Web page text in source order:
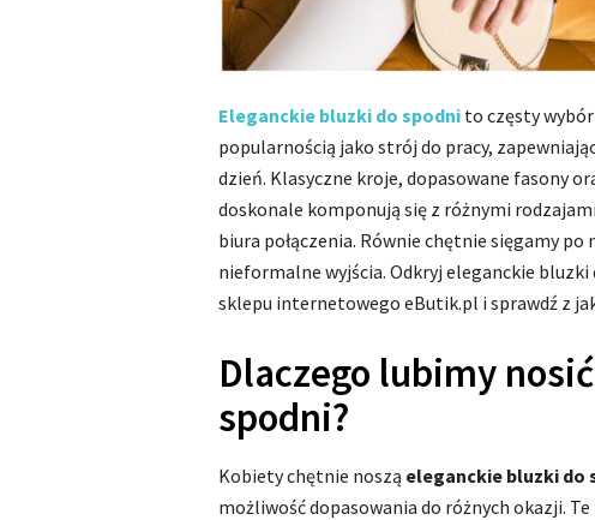
Eleganckie bluzki do spodni to częsty wybór
popularnością jako strój do pracy,
dzień. Klasyczne kroje, dopasowane fasony
doskonale komponują się z różnymi
biura połączenia. Równie chętnie sięgamy
nieformalne wyjścia. Odkryj eleganckie
sklepu internetowego eButik.pl i sprawdź z
Dlaczego lubimy
spodni?
Kobiety chętnie noszą eleganckie bluzki do
możliwość dopasowania do różnych okazji.